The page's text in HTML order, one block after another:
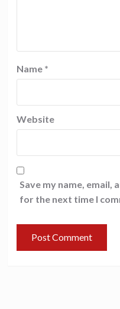
Name *
Website
Save my name, email,
for the next time I